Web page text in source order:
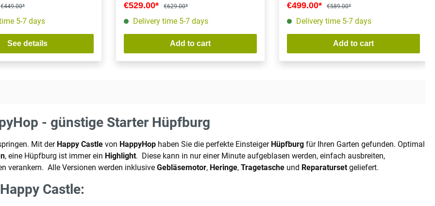
€449.00*
5-7 days
See details
€529.00* €629.00*
Delivery time 5-7 days
Add to cart
€499.00* €589.00*
Delivery time 5-7 days
Add to cart
- günstige Starter Hüpfburg
Mit der Happy Castle von HappyHop haben Sie die perfekte Einsteiger Hüpfburg für Ihren Garten gefunden. Optimal
, eine Hüpfburg ist immer ein Highlight. Diese kann in nur einer Minute aufgeblasen werden, einfach ausbreiten,
verankern. Alle Versionen werden inklusive Gebläsemotor, Heringe, Tragetasche und Reparatursetgeliefert.
Castle: